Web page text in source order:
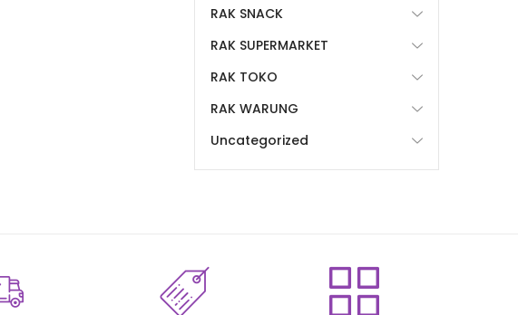
RAK SNACK
RAK SUPERMARKET
RAK TOKO
RAK WARUNG
Uncategorized